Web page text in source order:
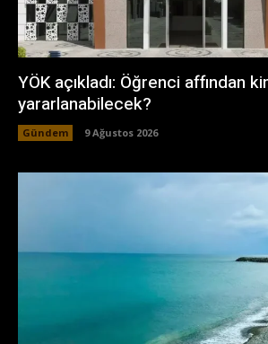
YÖK açıkladı: Öğrenci affından
yararlanabilecek?
Gündem 9 Ağustos 2026